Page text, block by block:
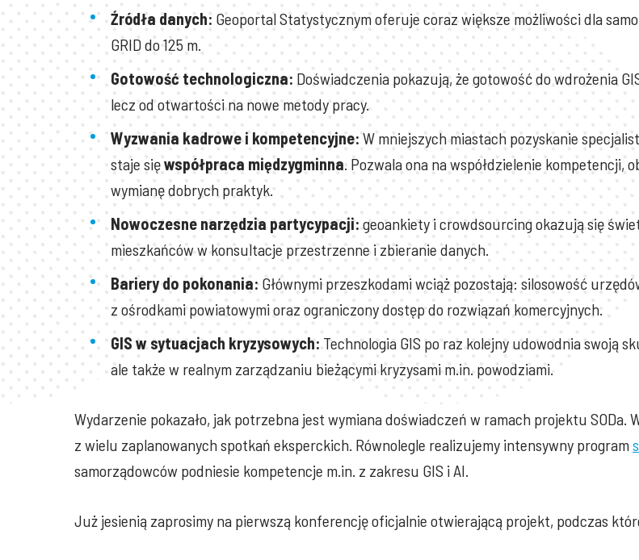
Źródła danych: Geoportal Statystycznym oferuje coraz większe możliwości dla
GRID do 125 m.
Gotowość technologiczna: Doświadczenia pokazują, że gotowość do wdrożenia
lecz od otwartości na nowe metody pracy.
Wyzwania kadrowe i kompetencyjne: W mniejszych miastach pozyskanie
staje sięwspółpraca międzygminna. Pozwala ona na współdzielenie kompetencji,
wymianę dobrych praktyk.
Nowoczesne narzędzia partycypacji: geoankiety i crowdsourcing okazują się
mieszkańców w konsultacje przestrzenne i zbieranie danych.
Bariery do pokonania: Głównymi przeszkodami wciąż pozostają: silosowość
z ośrodkami powiatowymi oraz ograniczony dostęp do rozwiązań komercyjnych.
GIS w sytuacjach kryzysowych: Technologia GIS po raz kolejny udowodnia swoją
ale także w realnym zarządzaniu bieżącymi kryzysami m.in. powodziami.
Wydarzenie pokazało, jak potrzebna jest wymiana doświadczeń w ramach projektu
z wielu zaplanowanych spotkań eksperckich. Równolegle realizujemy intensywny program
samorządowców podniesie kompetencje m.in. z zakresu GIS i AI.
Już jesienią zaprosimy na pierwszą konferencję oficjalnie otwierającą projekt, podczas